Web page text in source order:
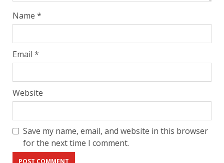
Name *
Email *
Website
Save my name, email, and website in this browser
for the next time I comment.